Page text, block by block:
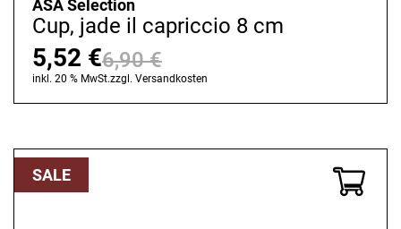
ASA Selection
Cup, jade il capriccio 8 cm
6,90€
Ursprünglicher
war:
5,52 €
Aktueller
ist:
inkl. 20 % MwSt.zzgl. Versandkosten
SALE